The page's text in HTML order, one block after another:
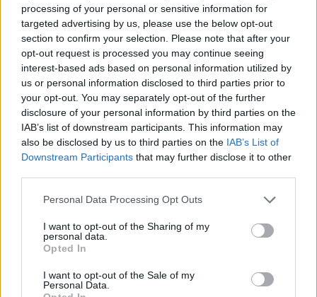
processing of your personal or sensitive information for
targeted advertising by us, please use the below opt-out
section to confirm your selection. Please note that after your
opt-out request is processed you may continue seeing
interest-based ads based on personal information utilized by
us or personal information disclosed to third parties prior to
your opt-out. You may separately opt-out of the further
disclosure of your personal information by third parties on the
IAB’s list of downstream participants. This information may
also be disclosed by us to third parties on the IAB’s List of
Downstream Participants that may further disclose it to other
Please note that this website/app uses one or more Google
not limited to your visit or usage behaviour. You may click to
grant or deny consent to Google and its third-party tags to
use your data for below specified purposes in below Google
consent section.
Personal Data Processing Opt Outs
I want to opt-out of the Sharing of my
personal data.
Opted In
I want to opt-out of the Sale of my
Personal Data.
Hírek
Külföldre igazolhat a Fradi 3-szoros magyar válogatott
csatára
Gruber Zsomborért ajánlat érkezett, de az NB I-en belüli klubváltás
kizárható.